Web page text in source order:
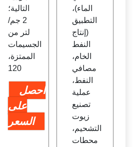
التالية؛
2 جم/
لتر من
الجسيمات
الممتزة،
120
احصل
على
السعر
الماء)،
التطبيق
(إنتاج
النفط
الخام،
مصافي
النفط،
عملية
تصنيع
زيوت
التشحيم،
محطات